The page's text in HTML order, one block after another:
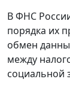
В ФНС
порядка их
обмен
между
социальной